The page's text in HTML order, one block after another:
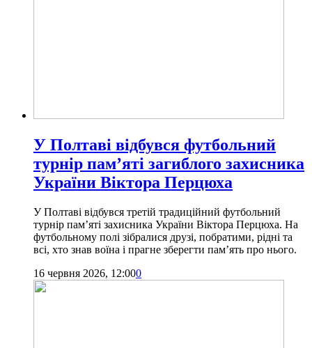
У Полтаві відбувся футбольний
турнір пам’яті загиблого захисника
України Віктора Перцюха
У Полтаві відбувся третій традиційний футбольний
турнір пам’яті захисника України Віктора Перцюха. На
футбольному полі зібралися друзі, побратими, рідні та
всі, хто знав воїна і прагне зберегти пам’ять про нього.
16 червня 2026, 12:000